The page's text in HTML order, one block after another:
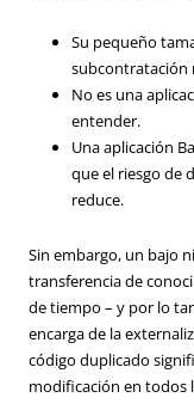
Su pequeño
subcontratación
No es una
entender.
Una aplicación
que el riesgo de
reduce.
Sin embargo, un bajo
transferencia de
de tiempo – y por lo
encarga de la
código duplicado
modificación en todos